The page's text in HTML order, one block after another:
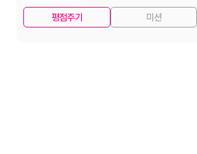
평점주기 미션